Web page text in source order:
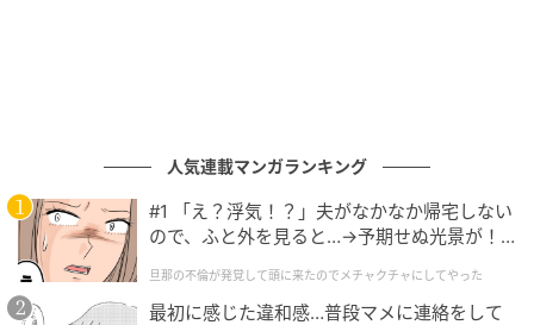
ドの伝統料理が食べられるレストランでいただいたマ
ッシュポテトと鹿肉の煮込み。そして旅の目的の「か
もめ食堂」で食べたおにぎり。
思い出すたびにフィンランドの記憶が蘇る、美味しか
ったものを集めたイラストです。
人気連載マンガランキング
#1 「え？浮気！？」夫がなかなか帰宅しない
ので、ふと外を見ると…→予期せぬ光景が！
クチャにしてやった
旦那の不倫が発覚して頭に来たのでメチャクチャにしてやった
最初に感じた違和感…普段マメに連絡をして